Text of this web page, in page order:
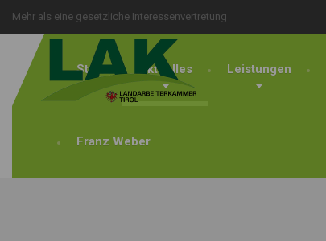
Mehr als eine gesetzliche Interessenvertretung
Start Aktuelles Leistungen
Franz Weber